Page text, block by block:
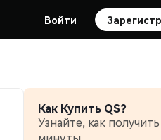
Войти
Как Купить QS?
Узнайте, как